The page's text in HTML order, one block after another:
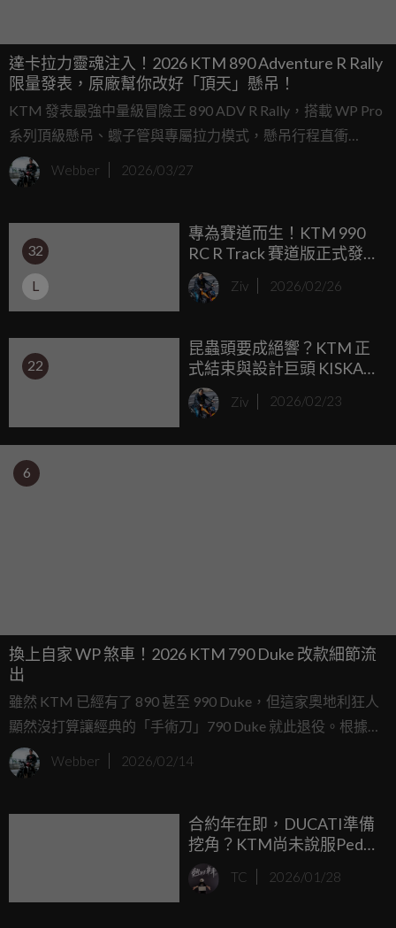
達卡拉力靈魂注入！2026 KTM 890 Adventure R Rally
限量發表，原廠幫你改好「頂天」懸吊！
KTM 發表最強中量級冒險王 890 ADV R Rally，搭載 WP Pro
系列頂級懸吊、蠍子管與專屬拉力模式，懸吊行程直衝
270mm，將達卡賽車的硬核規格直接搬進展示間。
Webber 2026/03/27
32
L
專為賽道而生！KTM 990
RC R Track 賽道版正式發
表：135匹馬力、輕量化設
定直攻頂點
Ziv 2026/02/26
22
昆蟲頭要成絕響？KTM 正
式結束與設計巨頭 KISKA
的數十年合作關係
Ziv 2026/02/23
6
換上自家 WP 煞車！2026 KTM 790 Duke 改款細節流
出
雖然 KTM 已經有了 890 甚至 990 Duke，但這家奧地利狂人
顯然沒打算讓經典的「手術刀」790 Duke 就此退役。根據最
新從中國工信部流出的專利認證照片，我們得以提前一窺
2026 年式 790 Duke 的完整樣貌。
Webber 2026/02/14
合約年在即，DUCATI準備
挖角？KTM尚未說服Pedro
Acosta續留：我們做的還
不夠... ...
TC 2026/01/28